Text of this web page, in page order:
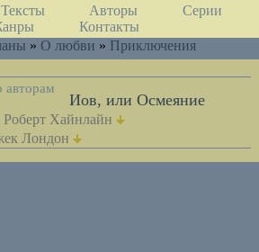
Тексты Авторы
Серии
Контакты
» О любви » Приключения
авторам
Иов, или Осмеяние
Роберт Хайнлайн
Лондон